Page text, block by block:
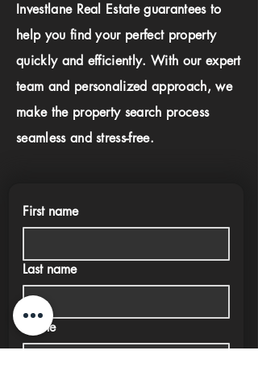
Investlane Real Estate guarantees to
help you find your perfect property
quickly and efficiently. With our expert
team and personalized approach, we
make the property search process
seamless and stress-free.
First name
Last name
Phone